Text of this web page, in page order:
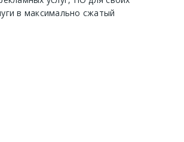
в максимально сжатый